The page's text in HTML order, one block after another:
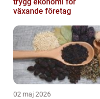
växande företag
02 maj 2026